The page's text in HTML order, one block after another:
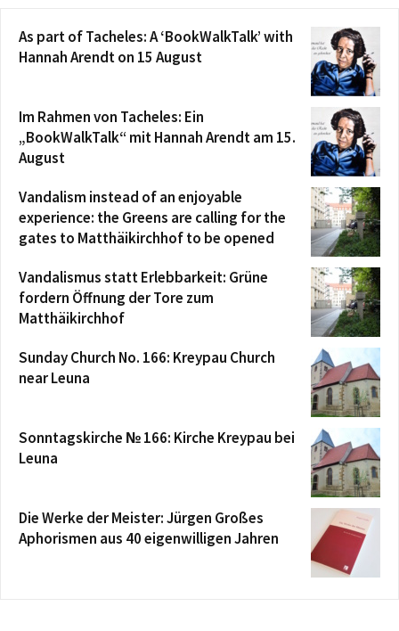
As part of Tacheles: A ‘BookWalkTalk’ with
Hannah Arendt on 15 August
Im Rahmen von Tacheles: Ein
„BookWalkTalk“ mit Hannah Arendt am 15.
August
Vandalism instead of an enjoyable
experience: the Greens are calling for the
gates to Matthäikirchhof to be opened
Vandalismus statt Erlebbarkeit: Grüne
fordern Öffnung der Tore zum
Matthäikirchhof
Sunday Church No. 166: Kreypau Church
near Leuna
Sonntagskirche № 166: Kirche Kreypau bei
Leuna
Die Werke der Meister: Jürgen Großes
Aphorismen aus 40 eigenwilligen Jahren